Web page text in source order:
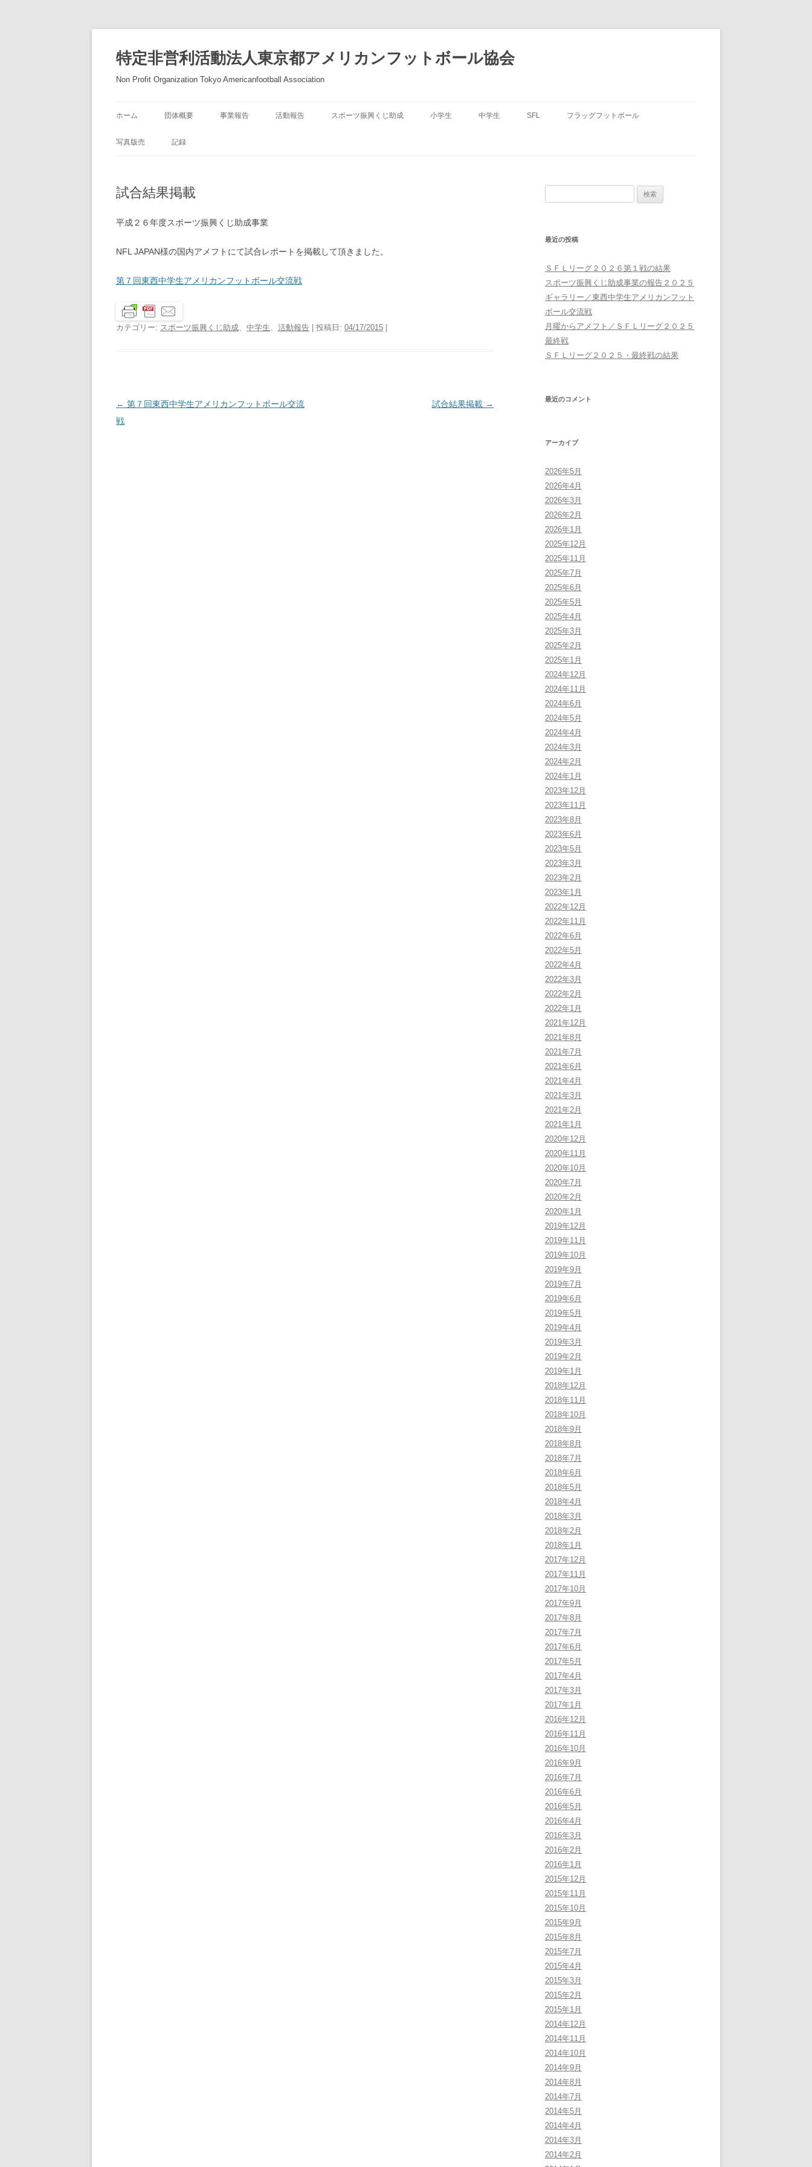
テ
ン
ツ
へ
ス
特定非営利活動法人東京都アメリカンフットボール協会
Non Profit Organization Tokyo Americanfootball Association
ホーム 団体概要 事業報告 活動報告 スポーツ振興くじ助成 小学生 中学生 SFL フラッグフットボール
写真版売 記録
試合結果掲載
平成２６年度スポーツ振興くじ助成事業
NFL JAPAN様の国内アメフトにて試合レポートを掲載して頂きました。
第７回東西中学生アメリカンフットボール交流戦
カテゴリー: スポーツ振興くじ助成、 中学生、 活動報告 | 投稿日: 04/17/2015
投
稿
← 第７回東西中学生アメリカンフットボール交流
戦
試合結果掲載 →
最近の投稿
ＳＦＬリーグ２０２６第１戦の結果
スポーツ振興くじ助成事業の報告２０２５
ギャラリー／東西中学生アメリカンフット
ボール交流戦
月曜からアメフト／ＳＦＬリーグ２０２５
最終戦
ＳＦＬリーグ２０２５・最終戦の結果
最近のコメント
アーカイブ
2026年5月
2026年4月
2026年3月
2026年2月
2026年1月
2025年12月
2025年11月
2025年7月
2025年6月
2025年5月
2025年4月
2025年3月
2025年2月
2025年1月
2024年12月
2024年11月
2024年6月
2024年5月
2024年4月
2024年3月
2024年2月
2024年1月
2023年12月
2023年11月
2023年8月
2023年6月
2023年5月
2023年3月
2023年2月
2023年1月
2022年12月
2022年11月
2022年6月
2022年5月
2022年4月
2022年3月
2022年2月
2022年1月
2021年12月
2021年8月
2021年7月
2021年6月
2021年4月
2021年3月
2021年2月
2021年1月
2020年12月
2020年11月
2020年10月
2020年7月
2020年2月
2020年1月
2019年12月
2019年11月
2019年10月
2019年9月
2019年7月
2019年6月
2019年5月
2019年4月
2019年3月
2019年2月
2019年1月
2018年12月
2018年11月
2018年10月
2018年9月
2018年8月
2018年7月
2018年6月
2018年5月
2018年4月
2018年3月
2018年2月
2018年1月
2017年12月
2017年11月
2017年10月
2017年9月
2017年8月
2017年7月
2017年6月
2017年5月
2017年4月
2017年3月
2017年1月
2016年12月
2016年11月
2016年10月
2016年9月
2016年7月
2016年6月
2016年5月
2016年4月
2016年3月
2016年2月
2016年1月
2015年12月
2015年11月
2015年10月
2015年9月
2015年8月
2015年7月
2015年4月
2015年3月
2015年2月
2015年1月
2014年12月
2014年11月
2014年10月
2014年9月
2014年8月
2014年7月
2014年5月
2014年4月
2014年3月
2014年2月